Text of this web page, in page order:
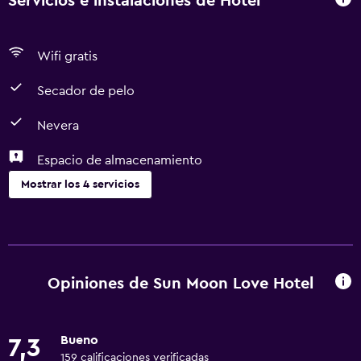
disponibles Sin ascensor Compatibilidad con Unicode true
establecimiento
Wifi gratis
Secador de pelo
Nevera
Espacio de almacenamiento
Mostrar los 4 servicios
Secador de pelo
Comedor
Opiniones de Sun Moon Love Hotel
7,3 Bueno
159 calificaciones verificadas